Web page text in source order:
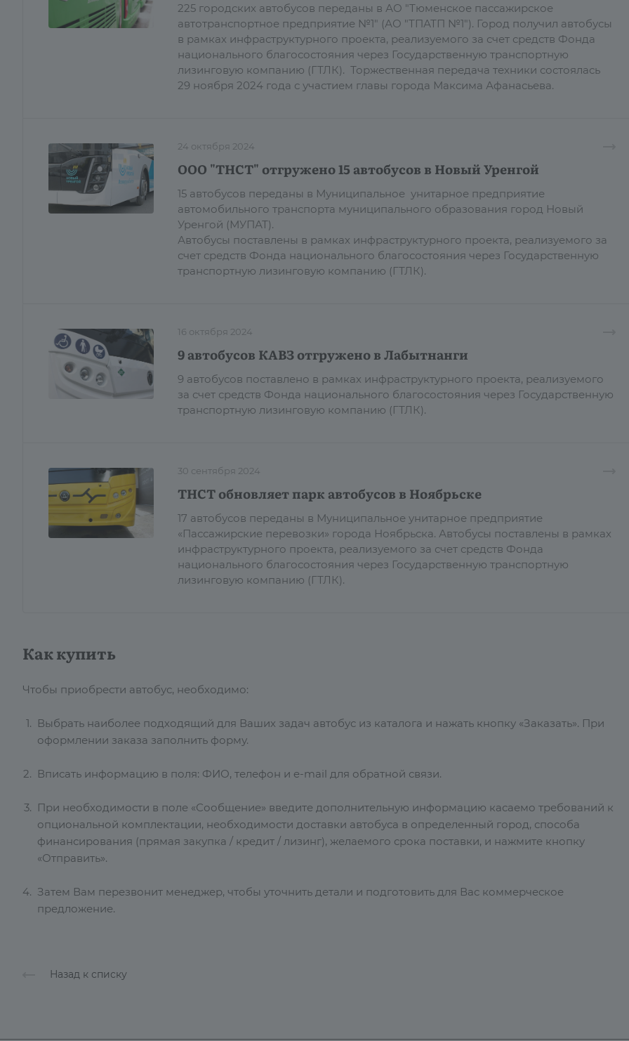
225 городских автобусов переданы в АО "Тюменское пассажирское
автотранспортное предприятие №1" (АО "ТПАТП №1"). Город получил автобусы
в рамках инфраструктурного проекта, реализуемого за счет средств Фонда
национального благосостояния через Государственную транспортную
лизинговую компанию (ГТЛК). Торжественная передача техники состоялась
29 ноября 2024 года с участием главы города Максима Афанасьева.
24 октября 2024
ООО "ТНСТ" отгружено 15 автобусов в Новый Уренгой
15 автобусов переданы в Муниципальное унитарное предприятие
автомобильного транспорта муниципального образования город Новый
Уренгой (МУПАТ).
Автобусы поставлены в рамках инфраструктурного проекта, реализуемого за
счет средств Фонда национального благосостояния через Государственную
транспортную лизинговую компанию (ГТЛК).
16 октября 2024
9 автобусов КАВЗ отгружено в Лабытнанги
9 автобусов поставлено в рамках инфраструктурного проекта, реализуемого
за счет средств Фонда национального благосостояния через Государственную
транспортную лизинговую компанию (ГТЛК).
30 сентября 2024
ТНСТ обновляет парк автобусов в Ноябрьске
17 автобусов переданы в Муниципальное унитарное предприятие
«Пассажирские перевозки» города Ноябрьска. Автобусы поставлены в рамках
инфраструктурного проекта, реализуемого за счет средств Фонда
национального благосостояния через Государственную транспортную
лизинговую компанию (ГТЛК).
Как купить
Чтобы приобрести автобус, необходимо:
Выбрать наиболее подходящий для Ваших задач автобус из каталога и нажать кнопку «Заказать». При
оформлении заказа заполнить форму.
Вписать информацию в поля: ФИО, телефон и e-mail для обратной связи.
При необходимости в поле «Сообщение» введите дополнительную информацию касаемо требований к
опциональной комплектации, необходимости доставки автобуса в определенный город, способа
финансирования (прямая закупка / кредит / лизинг), желаемого срока поставки, и нажмите кнопку
«Отправить».
Затем Вам перезвонит менеджер, чтобы уточнить детали и подготовить для Вас коммерческое
предложение.
Назад к списку